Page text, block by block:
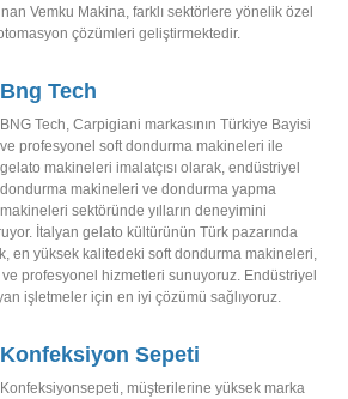
Vemku Makina, farklı sektörlere yönelik özel
çözümleri geliştirmektedir.
Bng Tech
BNG Tech, Carpigiani markasının Türkiye Bayisi
ve profesyonel soft dondurma makineleri ile
gelato makineleri imalatçısı olarak, endüstriyel
dondurma makineleri ve dondurma yapma
makineleri sektöründe yılların deneyimini
İtalyan gelato kültürünün Türk pazarında
en yüksek kalitedeki soft dondurma makineleri,
profesyonel hizmetleri sunuyoruz. Endüstriyel
işletmeler için en iyi çözümü sağlıyoruz.
Konfeksiyon Sepeti
Konfeksiyonsepeti, müşterilerine yüksek marka